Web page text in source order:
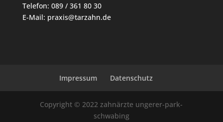
Telefon: 089 / 361 80 30
E-Mail: praxis@tarzahn.de
Impressum Datenschutz
Copyright © 2022 zahnärzte ungerer-park-
schwabing